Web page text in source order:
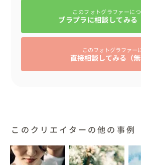
このフォトグラファーに
ブラプラに相談してみる
このフォトグラファー
直接相談してみる（無
このクリエイターの他の事例